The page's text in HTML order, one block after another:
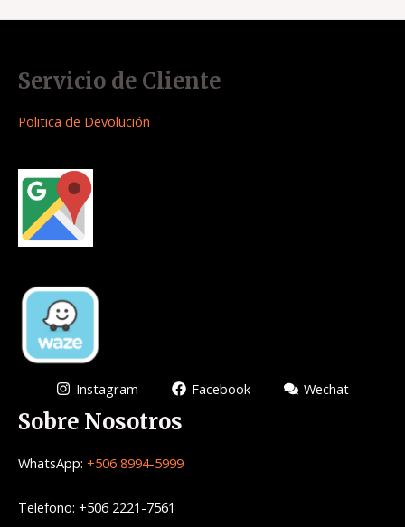
Servicio de Cliente
Politica de Devolución
Instagram Facebook Wechat
Sobre Nosotros
WhatsApp: +506 8994-5999
Telefono: +506 2221-7561